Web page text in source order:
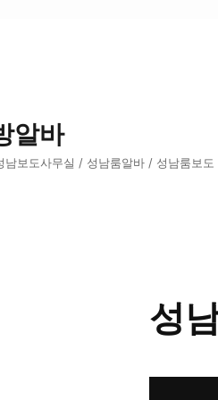
알바
남보도사무실 / 성남룸알바 / 성남룸보도
성